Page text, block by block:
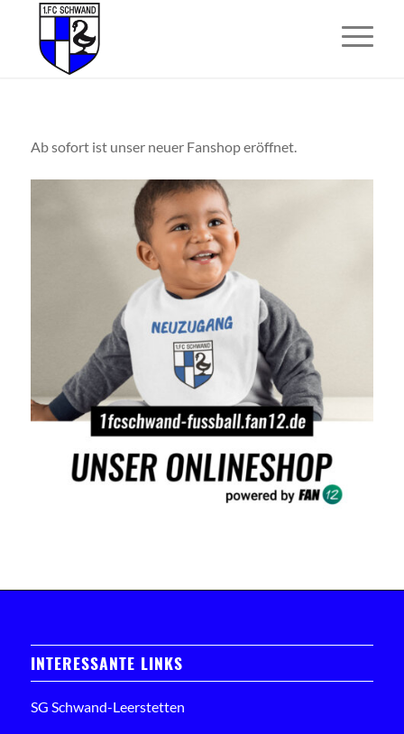
Ab sofort ist unser neuer Fanshop eröffnet.
INTERESSANTE LINKS
SG Schwand-Leerstetten